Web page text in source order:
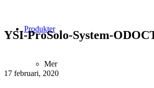
Produkter
Mer
YSI-ProSolo-System-
17 februari, 2020